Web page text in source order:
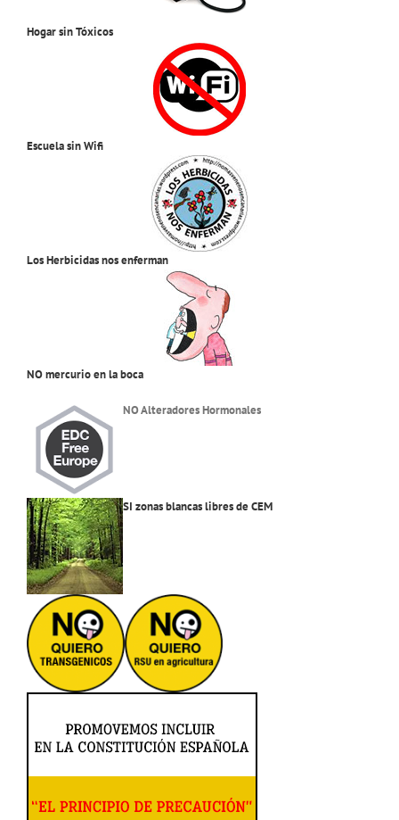
Hogar sin Tóxicos
Escuela sin Wifi
Los Herbicidas nos enferman
NO mercurio en la boca
NO Alteradores Hormonales
SI zonas blancas libres de CEM